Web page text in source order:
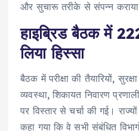
और सुचारू तरीके से संपन्न
हाइब्रिड बैठक में
लिया हिस्सा
बैठक में परीक्षा की तैयारियों,
व्यवस्था, शिकायत निवारण
पर विस्तार से चर्चा की गई।
कहा गया कि वे सभी संबंधित